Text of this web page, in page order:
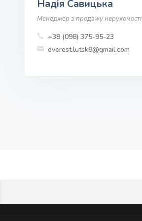
Надія Савицька
Менеджер з продажу нерухомості
 +38 (098) 375-95-23
 everest.lutsk8@gmail.com